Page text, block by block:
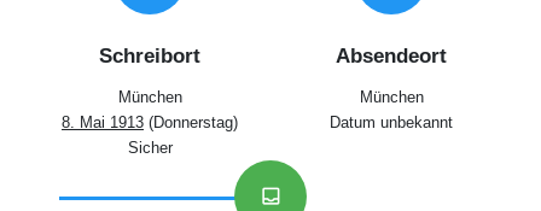
Schreibort
München
8. Mai 1913 (Donnerstag)
Sicher
Absendeort
München
Datum unbekannt
inbox